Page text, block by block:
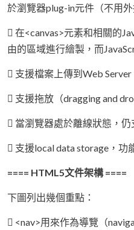
於瀏覽器plug-in元件（不用外
 在<canvas>元素和相關的
由的區域進行繪製，而
 支援檔案上傳到Web Server
 支援拖放（dragging and
 當瀏覽器處於離線狀態，
 支援local data storage，功
==== HTML5文件架構 ====
下圖列出幾個重點：
 <nav>用來作為導覽（